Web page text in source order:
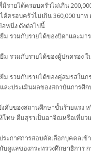
รายได้ครอบครัวไม่เกิน
ครอบครัวไม่เกิน 360,000 บาท
หนึ่ง ดังต่อไปนี้
รวมกับรายได้ของบิดาและมา
รวมกับรายได้ของผู้ปกครอง
ม รวมกับรายได้ของคู่สมรสใน
ะประเมินผลของสถาบันการศึก
คับของสถานศึกษาขั้นร้ายแรง
ทษ ดื่มสุราเป็นอาจิณหรือเที่ยวเ
กาศการสอบคัดเลือกบุคคลเข้
ดูแลของกระทรวงศึกษาธิการ